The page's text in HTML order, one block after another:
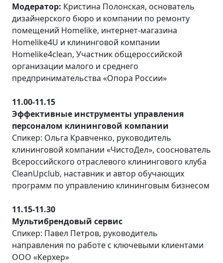
Модератор: Кристина Полонская, основатель
дизайнерского бюро и компании по ремонту
помещений Homelike, интернет-магазина
Homelike4U и клининговой компании
Homelike4clean, Участник общероссийской
организации малого и среднего
предпринимательства «Опора России»
11.00-11.15
Эффективные инструменты управления
персоналом клининговой компании
Спикер: Ольга Кравченко, руководитель
клининговой компании «ЧистоДел», сооснователь
Всероссийского отраслевого клинингового клуба
CleanUpclub, наставник и автор обучающих
программ по управлению клининговым бизнесом
11.15-11.30
Мультибрендовый сервис
Спикер: Павел Петров, руководитель
направления по работе с ключевыми клиентами
ООО «Керхер»